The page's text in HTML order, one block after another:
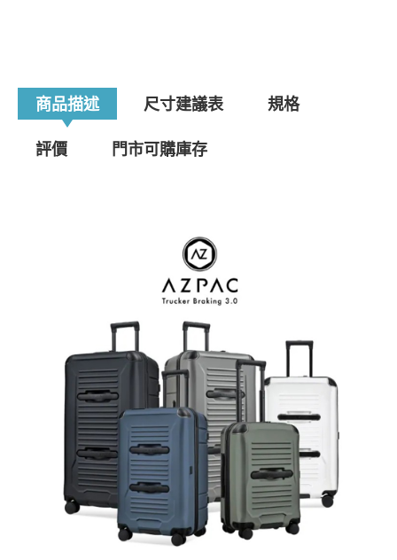
商品描述 尺寸建議表 規格
評價 門市可購庫存